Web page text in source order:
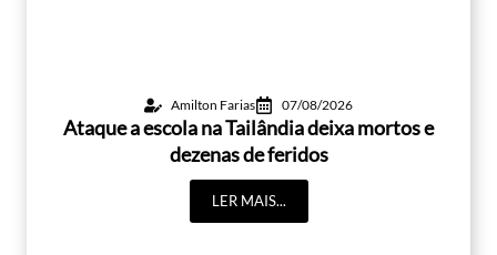
Amilton Farias 07/08/2026
Ataque a escola na Tailândia deixa mortos e
dezenas de feridos
LER MAIS...